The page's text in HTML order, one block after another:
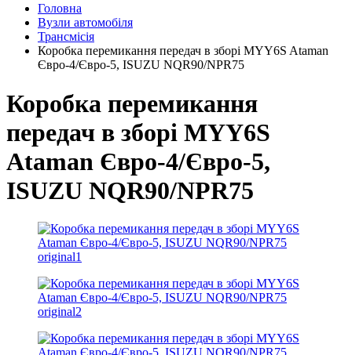
Головна
Вузли автомобіля
Трансмісія
Коробка перемикання передач в зборі MYY6S Ataman
Євро-4/Євро-5, ISUZU NQR90/NPR75
Коробка перемикання
передач в зборі MYY6S
Ataman Євро-4/Євро-5,
ISUZU NQR90/NPR75